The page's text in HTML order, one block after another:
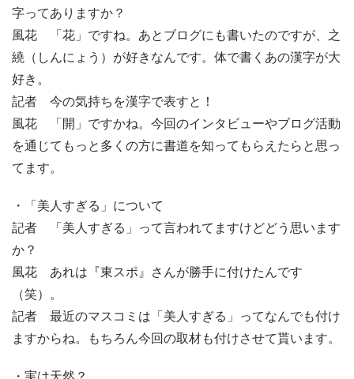
字ってありますか？
風花 「花」ですね。あとブログにも書いたのですが、之
繞（しんにょう）が好きなんです。体で書くあの漢字が大
好き。
記者 今の気持ちを漢字で表すと！
風花 「開」ですかね。今回のインタビューやブログ活動
を通じてもっと多くの方に書道を知ってもらえたらと思っ
てます。
・「美人すぎる」について
記者 「美人すぎる」って言われてますけどどう思います
か？
風花 あれは『東スポ』さんが勝手に付けたんです
（笑）。
記者 最近のマスコミは「美人すぎる」ってなんでも付け
ますからね。もちろん今回の取材も付けさせて貰います。